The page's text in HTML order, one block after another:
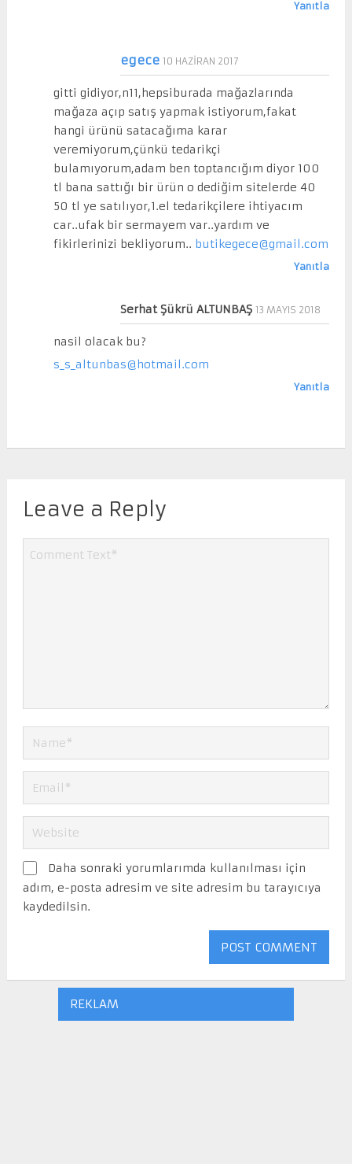
Yanıtla
egece 10 HAZIRAN 2017
gitti gidiyor,n11,hepsiburada mağazlarında
mağaza açıp satış yapmak istiyorum,fakat
hangi ürünü satacağıma karar
veremiyorum,çünkü tedarikçi
bulamıyorum,adam ben toptancığım diyor 100
tl bana sattığı bir ürün o dediğim sitelerde 40
50 tl ye satılıyor,1.el tedarikçilere ihtiyacım
car..ufak bir sermayem var..yardım ve
fikirlerinizi bekliyorum.. butikegece@gmail.com
Yanıtla
Serhat Şükrü ALTUNBAŞ 13 MAYIS 2018
nasil olacak bu?
s_s_altunbas@hotmail.com
Yanıtla
Leave a Reply
Daha sonraki yorumlarımda kullanılması için
adım, e-posta adresim ve site adresim bu tarayıcıya
kaydedilsin.
REKLAM